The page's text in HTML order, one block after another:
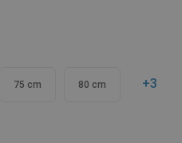
75 cm 80 cm +3